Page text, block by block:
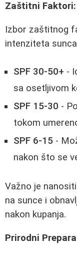
Zaštitni Faktori:
Izbor zaštitnog
intenziteta
SPF 30-50+ -
sa osetljivom
SPF 15-30 -
tokom
SPF 6-15 -
nakon što se
Važno je
na sunce i
nakon kupanja.
Prirodni